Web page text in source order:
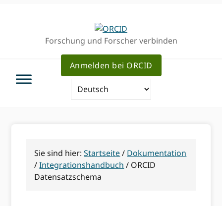
Forschung und Forscher verbinden
Anmelden bei ORCID
Sie sind hier:Startseite/ Dokumentation
/Integrationshandbuch / ORCID
Datensatzschema